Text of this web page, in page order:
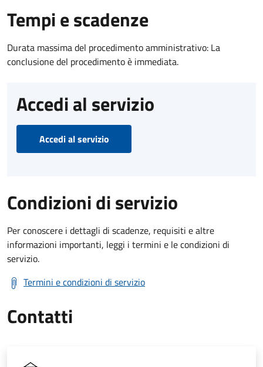
Tempi e scadenze
Durata massima del procedimento amministrativo: La
conclusione del procedimento è immediata.
Accedi al servizio
Accedi al servizio
Condizioni di servizio
Per conoscere i dettagli di scadenze, requisiti e altre
informazioni importanti, leggi i termini e le condizioni di
servizio.
Termini e condizioni di servizio
Contatti